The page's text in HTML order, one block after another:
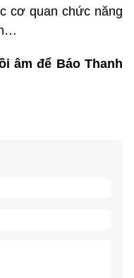
cơ quan chức năng
âm để Báo Thanh